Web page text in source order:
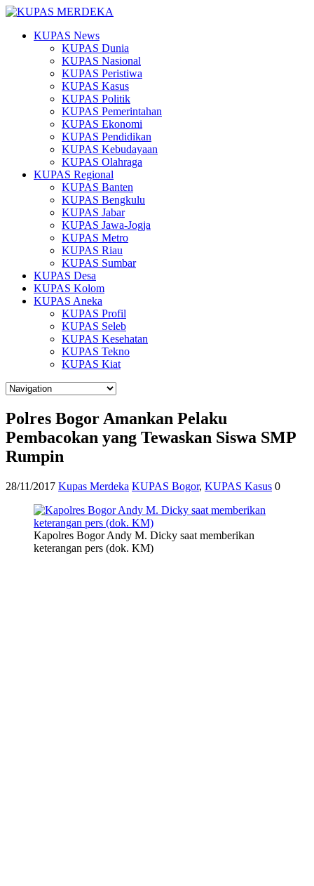
KUPAS News
KUPAS Dunia
KUPAS Nasional
KUPAS Peristiwa
KUPAS Kasus
KUPAS Politik
KUPAS Pemerintahan
KUPAS Ekonomi
KUPAS Pendidikan
KUPAS Kebudayaan
KUPAS Olahraga
KUPAS Regional
KUPAS Banten
KUPAS Bengkulu
KUPAS Jabar
KUPAS Jawa-Jogja
KUPAS Metro
KUPAS Riau
KUPAS Sumbar
KUPAS Desa
KUPAS Kolom
KUPAS Aneka
KUPAS Profil
KUPAS Seleb
KUPAS Kesehatan
KUPAS Tekno
KUPAS Kiat
Polres Bogor Amankan Pelaku
Pembacokan yang Tewaskan Siswa SMP
Rumpin
28/11/2017 Kupas Merdeka KUPAS Bogor, KUPAS Kasus 0
Kapolres Bogor Andy M. Dicky saat memberikan
keterangan pers (dok. KM)